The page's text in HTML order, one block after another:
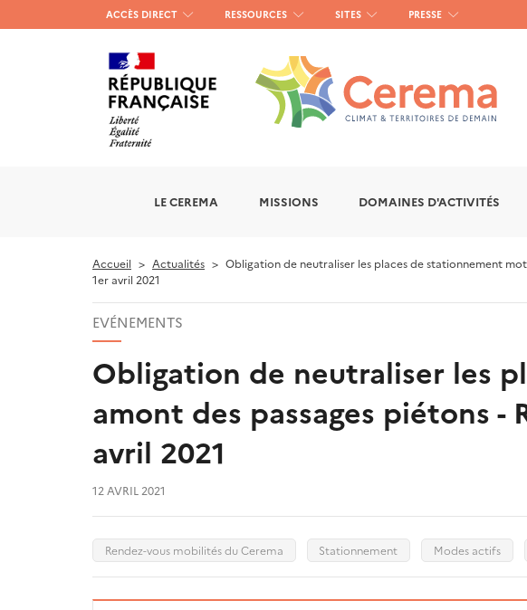
Menu
haut
gauche
ACCÈS DIRECT RESSOURCES SITES PRESSE
LE CEREMA MISSIONS DOMAINES D'ACTIVITÉS
Accueil Actualités
Obligation de neutraliser les places de stationnement
1er avril 2021
EVÉNEMENTS
Obligation de neutraliser les
amont des passages piétons
avril 2021
12 AVRIL 2021
Rendez-vous mobilités du Cerema Stationnement Modes actifs